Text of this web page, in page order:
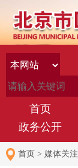
首页
政务公开
首页 > 媒体关注